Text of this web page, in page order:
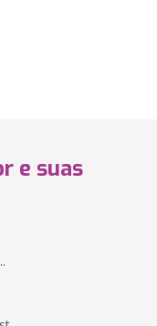
e suas